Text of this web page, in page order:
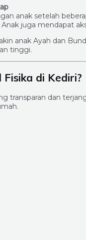
anak setelah
juga mendapat
anak Ayah dan
tinggi.
di Kediri?
transparan dan